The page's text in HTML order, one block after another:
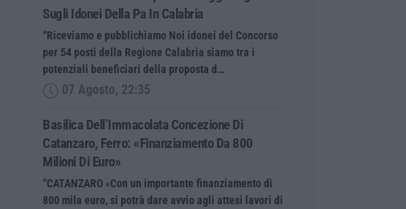
Sugli Idonei Della Pa In Calabria
“Riceviamo e pubblichiamo Noi idonei del Concorso
per 54 posti della Regione Calabria siamo tra i
potenziali beneficiari della proposta d…
07 Agosto, 22:35
Basilica Dell’Immacolata Concezione Di
Catanzaro, Ferro: «finanziamento Da 800
Milioni Di Euro»
“CATANZARO «Con un importante finanziamento di
800 mila euro, si potrà dare avvio agli attesi lavori di